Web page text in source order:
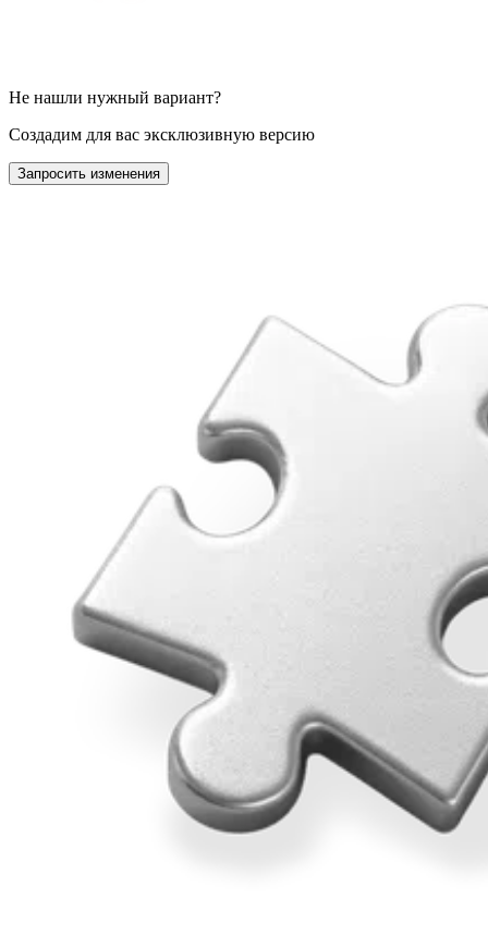
Не нашли нужный вариант?
Создадим для вас эксклюзивную версию
Запросить изменения